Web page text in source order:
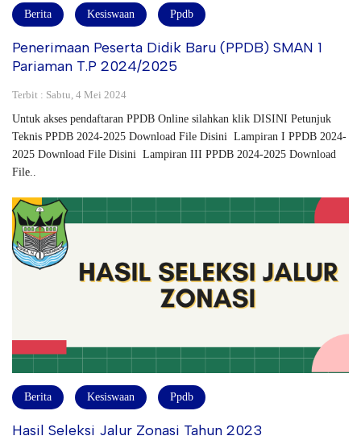
Berita Kesiswaan Ppdb
Penerimaan Peserta Didik Baru (PPDB) SMAN 1
Pariaman T.P 2024/2025
Terbit : Sabtu, 4 Mei 2024
Untuk akses pendaftaran PPDB Online silahkan klik DISINI Petunjuk
Teknis PPDB 2024-2025 Download File Disini Lampiran I PPDB 2024-
2025 Download File Disini Lampiran III PPDB 2024-2025 Download
File..
Berita Kesiswaan Ppdb
Hasil Seleksi Jalur Zonasi Tahun 2023